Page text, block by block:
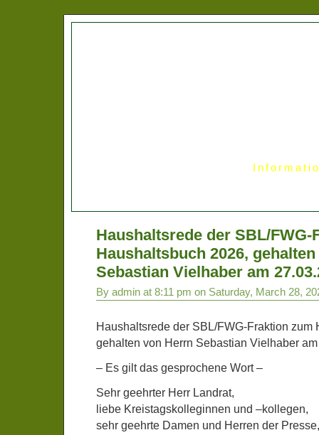
Haushaltsrede der SBL/FWG-
Haushaltsbuch 2026,
Sebastian Vielhaber am
By admin at 8:11 pm on Saturday, March 28,
Haushaltsrede der SBL/FWG-Fraktion zum
gehalten von Herrn Sebastian Vielhaber
– Es gilt das gesprochene Wort –
Sehr geehrter Herr Landrat,
liebe Kreistagskolleginnen und –kollegen,
sehr geehrte Damen und Herren der Presse,